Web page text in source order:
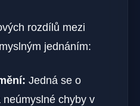
rozdílů mezi
jednáním:
Jedná se o
neúmyslné chyby v